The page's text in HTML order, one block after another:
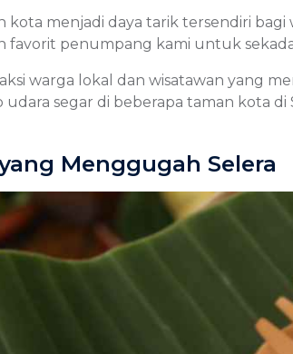
kota menjadi daya tarik tersendiri
favorit penumpang kami untuk
warga lokal dan wisatawan yang
segar di beberapa taman kota di
Menggugah Selera